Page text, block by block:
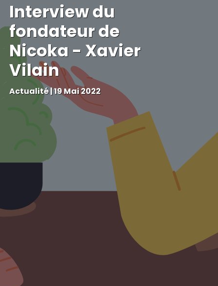
Interview du
fondateur de
Nicoka - Xavier
Vilain
Actualité|19 Mai 2022